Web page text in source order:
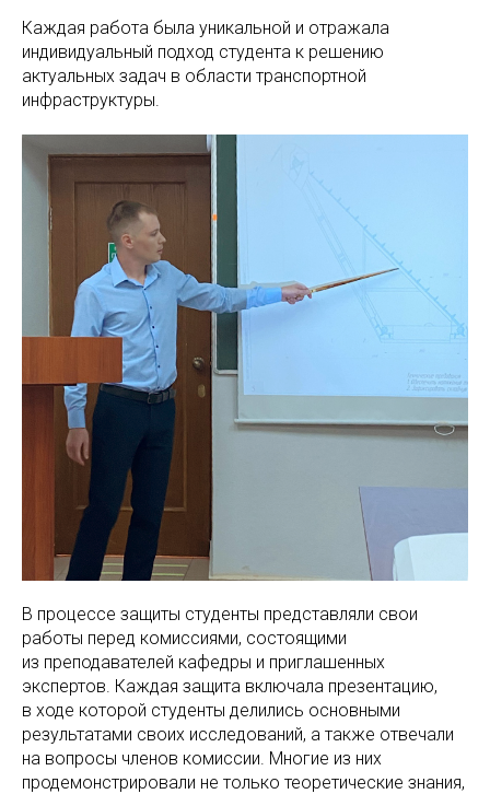
Каждая работа была уникальной и отражала
индивидуальный подход студента к решению
актуальных задач в области транспортной
инфраструктуры.
В процессе защиты студенты представляли свои
работы перед комиссиями, состоящими
из преподавателей кафедры и приглашенных
экспертов. Каждая защита включала презентацию,
в ходе которой студенты делились основными
результатами своих исследований, а также отвечали
на вопросы членов комиссии. Многие из них
продемонстрировали не только теоретические знания,